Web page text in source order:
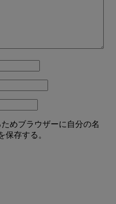
めブラウザーに自分の名
保存する。